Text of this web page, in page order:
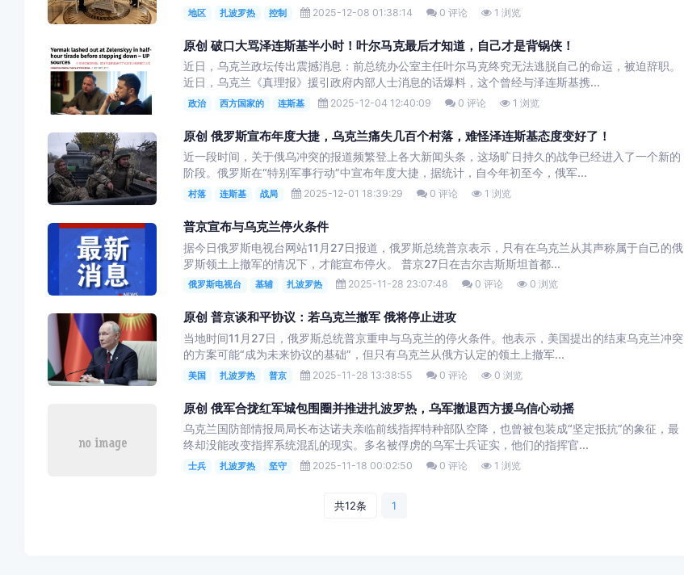
地区 扎波罗热 控制 2025-12-08 01:38:14 0 评论 1 浏览
原创 破口大骂泽连斯基半小时！叶尔马克最后才知道，自己才是背锅侠！
近日，乌克兰政坛传出震撼消息：前总统办公室主任叶尔马克终究无法逃脱自己的命运，被迫辞职。
近日，乌克兰《真理报》援引政府内部人士消息的话爆料，这个曾经与泽连斯基携...
政治 西方国家的 连斯基 2025-12-04 12:40:09 0 评论 1 浏览
原创 俄罗斯宣布年度大捷，乌克兰痛失几百个村落，难怪泽连斯基态度变好了！
近一段时间，关于俄乌冲突的报道频繁登上各大新闻头条，这场旷日持久的战争已经进入了一个新的
阶段。俄罗斯在“特别军事行动”中宣布年度大捷，据统计，自今年初至今，俄军...
村落 连斯基 战局 2025-12-01 18:39:29 0 评论 1 浏览
普京宣布与乌克兰停火条件
据今日俄罗斯电视台网站11月27日报道，俄罗斯总统普京表示，只有在乌克兰从其声称属于自己的俄
罗斯领土上撤军的情况下，才能宣布停火。 普京27日在吉尔吉斯斯坦首都...
俄罗斯电视台 基辅 扎波罗热 2025-11-28 23:07:48 0 评论 0 浏览
原创 普京谈和平协议：若乌克兰撤军 俄将停止进攻
当地时间11月27日，俄罗斯总统普京重申与乌克兰的停火条件。他表示，美国提出的结束乌克兰冲突
的方案可能“成为未来协议的基础”，但只有乌克兰从俄方认定的领土上撤军...
美国 扎波罗热 普京 2025-11-28 13:38:55 0 评论 0 浏览
原创 俄军合拢红军城包围圈并推进扎波罗热，乌军撤退西方援乌信心动摇
乌克兰国防部情报局局长布达诺夫亲临前线指挥特种部队空降，也曾被包装成“坚定抵抗”的象征，最
终却没能改变指挥系统混乱的现实。多名被俘虏的乌军士兵证实，他们的指挥官...
士兵 扎波罗热 坚守 2025-11-18 00:02:50 0 评论 1 浏览
共12条 1